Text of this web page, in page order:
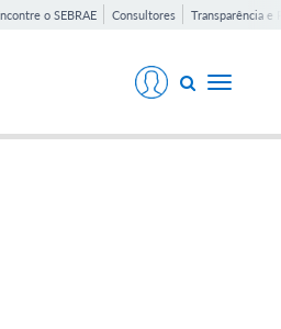
o SEBRAE Consultores Transparência e
Toggle